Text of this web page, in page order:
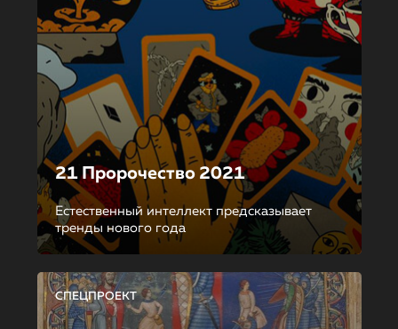
21 Пророчество 2021
Естественный интеллект предсказывает
тренды нового года
СПЕЦПРОЕКТ